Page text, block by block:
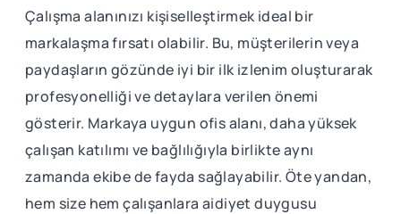
Çalışma alanınızı kişiselleştirmek ideal bir
markalaşma fırsatı olabilir. Bu, müşterilerin veya
paydaşların gözünde iyi bir ilk izlenim oluşturarak
profesyonelliği ve detaylara verilen önemi
gösterir. Markaya uygun ofis alanı, daha yüksek
çalışan katılımı ve bağlılığıyla birlikte aynı
zamanda ekibe de fayda sağlayabilir. Öte yandan,
hem size hem çalışanlara aidiyet duygusu